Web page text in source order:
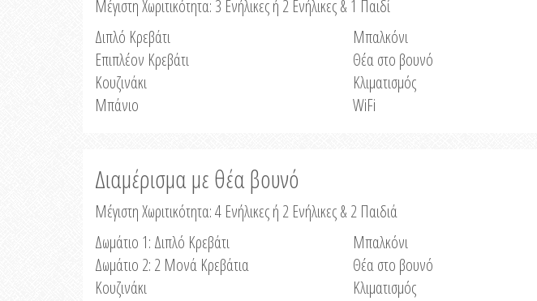
Μέγιστη Χωριτικότητα: 3 Ενήλικες ή 2 Ενήλικες & 1 Παιδί
Διπλό Κρεβάτι
Επιπλέον Κρεβάτι
Κουζινάκι
Μπάνιο
Μπαλκόνι
Θέα στο βουνό
Κλιματισμός
WiFi
Διαμέρισμα με θέα βουνό
Μέγιστη Χωριτικότητα: 4 Ενήλικες ή 2 Ενήλικες & 2 Παιδιά
Δωμάτιο 1: Διπλό Κρεβάτι
Δωμάτιο 2: 2 Μονά Κρεβάτια
Κουζινάκι
Μπαλκόνι
Θέα στο βουνό
Κλιματισμός